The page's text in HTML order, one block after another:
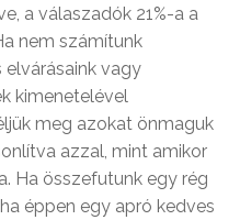
a válaszadók 21%-a a
nem számítunk
elvárásaink vagy
kimenetelével
meg azokat önmaguk
azzal, mint amikor
Ha összefutunk egy rég
éppen egy apró kedves